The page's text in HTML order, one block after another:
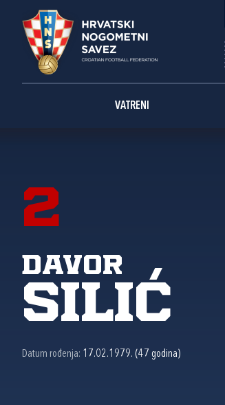
VATRENI
2
Davor
Silić
Datum rođenja: 17.02.1979. (47 godina)